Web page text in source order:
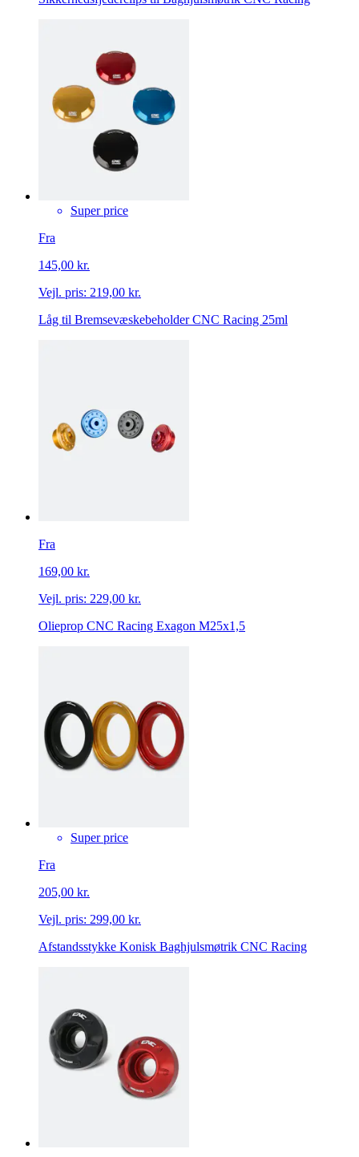
Super price
Fra
145,00 kr.
Vejl. pris: 219,00 kr.
Låg til Bremsevæskebeholder CNC Racing 25ml
Fra
169,00 kr.
Vejl. pris: 229,00 kr.
Olieprop CNC Racing Exagon M25x1,5
Super price
Fra
205,00 kr.
Vejl. pris: 299,00 kr.
Afstandsstykke Konisk Baghjulsmøtrik CNC Racing